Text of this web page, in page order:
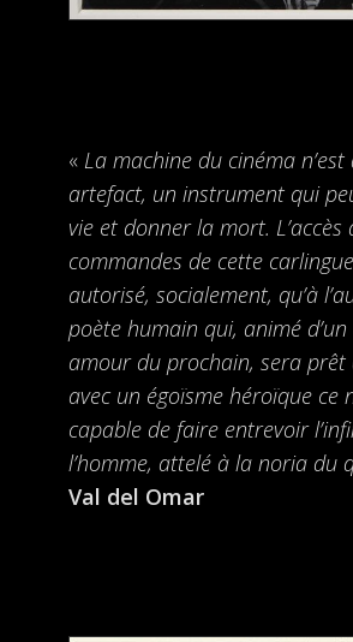
« La machine du cinéma n’est
artefact, un instrument qui
vie et donner la mort. L’accès
commandes de cette
autorisé, socialement, qu’à
poète humain qui, animé
amour du prochain, sera prêt
avec un égoïsme héroïque ce
capable de faire entrevoir
l’homme, attelé à la noria du
Val del Omar